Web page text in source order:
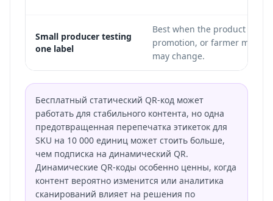
Small producer testing
one label
Best when the product page,
promotion, or farmer market
may change.
Бесплатный статический QR-код может
работать для стабильного контента, но одна
предотвращенная перепечатка этикеток для
SKU на 10 000 единиц может стоить больше,
чем подписка на динамический QR.
Динамические QR-коды особенно ценны, когда
контент вероятно изменится или аналитика
сканирований влияет на решения по